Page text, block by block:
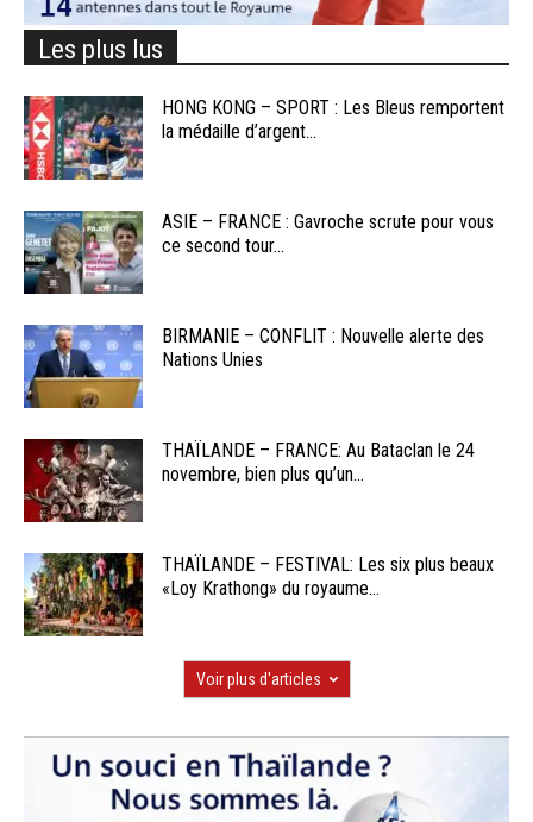
Les plus lus
HONG KONG – SPORT : Les Bleus remportent
la médaille d’argent...
ASIE – FRANCE : Gavroche scrute pour vous
ce second tour...
BIRMANIE – CONFLIT : Nouvelle alerte des
Nations Unies
THAÏLANDE – FRANCE: Au Bataclan le 24
novembre, bien plus qu’un...
THAÏLANDE – FESTIVAL: Les six plus beaux
«Loy Krathong» du royaume...
Voir plus d'articles